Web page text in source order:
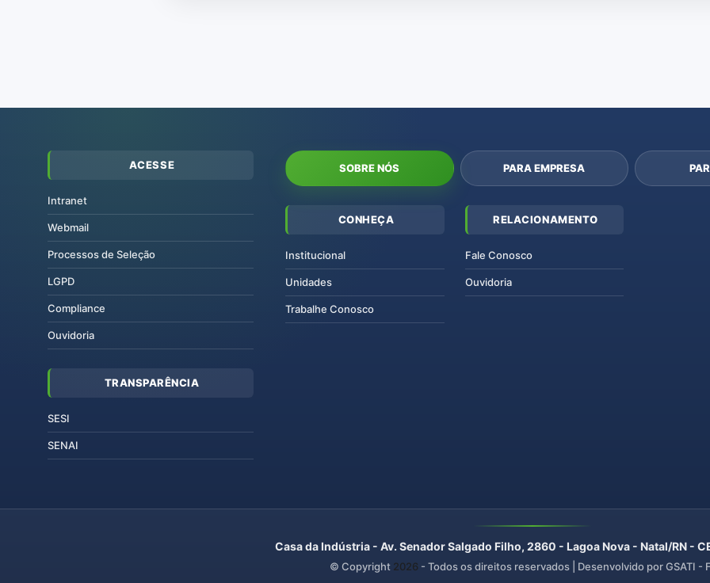
ACESSE
Intranet
Webmail
Processos de Seleção
LGPD
Compliance
Ouvidoria
TRANSPARÊNCIA
SESI
SENAI
SOBRE NÓS PARA EMPRESA
CONHEÇA
Institucional
Unidades
Trabalhe Conosco
RELACIONAMENTO
Fale Conosco
Ouvidoria
Casa da Indústria - Av. Senador Salgado Filho, 2860 - Lagoa Nova - Natal/RN -
© Copyright 2026 - Todos os direitos reservados | Desenvolvido por GSATI -